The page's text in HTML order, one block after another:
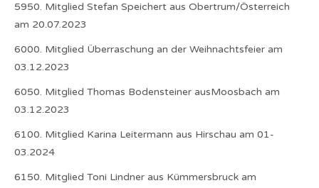
5950. Mitglied Stefan Speichert aus Obertrum/Österreich
am 20.07.2023
6000. Mitglied Überraschung an der Weihnachtsfeier am
03.12.2023
6050. Mitglied Thomas Bodensteiner ausMoosbach am
03.12.2023
6100. Mitglied Karina Leitermann aus Hirschau am 01-
03.2024
6150. Mitglied Toni Lindner aus Kümmersbruck am